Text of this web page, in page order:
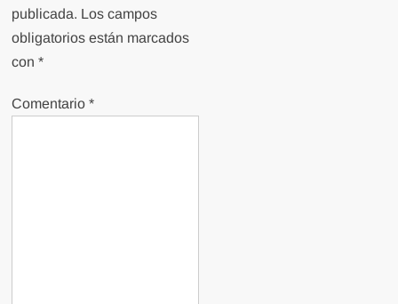
publicada. Los campos
obligatorios están marcados
con*
Comentario*